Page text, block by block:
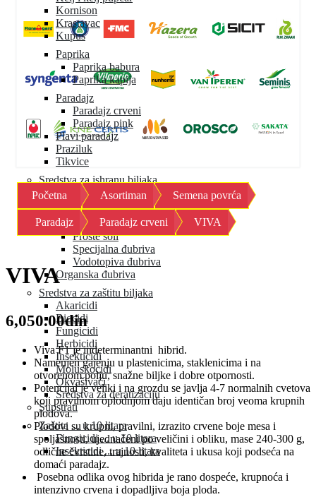
Kornison
Krastavac
Kupus
Paprika
Paprika babura
Paprika kapija
Paradajz
Paradajz crveni
Paradajz pink
Plavi paradajz
Praziluk
Tikvice
Sredstva za ishranu biljaka
Mineralna đubriva
Granulisana đubriva
Mikroelementi
Proste soli
Specijalna đubriva
Vodotopiva đubriva
Organska đubriva
Sredstva za zaštitu biljaka
Akaricidi
Biocidi
Fungicidi
Herbicidi
Insekticidi
Moluskocidi
Okvašivači
Sredstva za deratizaciju
Supstrati
Zaštita ... u 10 litara
Fungicidi ... u 10 litara
Insekticidi ... u 10 litara
Početna Asortiman Semena povrća
Paradajz Paradajz crveni VIVA
VIVA
6,050.00din
Viva F1 je indeterminantni hibrid.
Namenjen gajenju u plastenicima, staklenicima i na
otvorenom polju, snažne biljke i dobre otpornosti.
Potencijal je veliki i na grozdu se javlja 4-7 normalnih cvetova
koji pravilnom oplodnjom daju identičan broj veoma krupnih
plodova.
Plodovi su krupni, pravilni, izrazito crvene boje mesa i
spoljašnosti, ujednačeni po veličini i obliku, mase 240-300 g,
odlične čvrstine, trajnosti, kvaliteta i ukusa koji podseća na
domaći paradajz.
Posebna odlika ovog hibrida je rano dospeće, krupnoća i
intenzivno crvena i dopadljiva boja ploda.